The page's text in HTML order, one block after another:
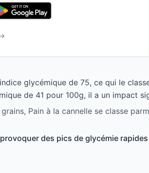
glycémique de 75, ce qui le
de 41 pour 100g, il a un impact
Pain à la cannelle se classe
des pics de glycémie